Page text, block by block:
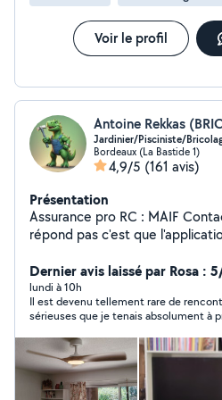
Voir le profil
Antoine Rekkas
Jardinier/Pisciniste/
Bordeaux (La Bastide 1)
4,9/5 (161 avis)
Présentation
Assurance pro RC : MAIF Contactez moi par SMS si je ne
répond pas c'est que
m'appelle Antoine Rekkas j'ai
robuste. Bricorex existe depuis juillet 2024, je met mon
expérience et mon savoir faire
chantiers. Doué de mes mains, je propose divers
services pour répondre à tous
intérieurs et extérieurs. MES SERVICES : - Réparations
en tout genre intérieur comme extérieur
entretien de jardins - Aménagement paysager et
Dernier avis laissé par Rosa :
lundi à 10h
Il est devenu tellement rare de
sérieuses que je tenais absolument à
professionnel remarquable. Agréable,
respectueux, ponctuel et d’une
les premières minutes, on sent qu’il
résultat est irréprochable, jusque